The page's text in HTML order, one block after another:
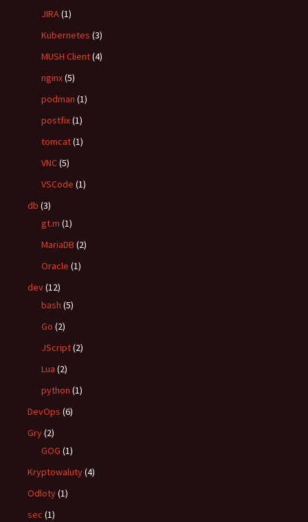
JIRA(1)
Kubernetes (3)
MUSH Client(4)
nginx(5)
podman (1)
postfix(1)
tomcat(1)
VNC(5)
VSCode (1)
db (3)
gt.m (1)
MariaDB (2)
Oracle (1)
dev(12)
bash (5)
Go (2)
JScript(2)
Lua (2)
python (1)
DevOps (6)
Gry(2)
GOG (1)
Kryptowaluty(4)
Odloty(1)
sec (1)